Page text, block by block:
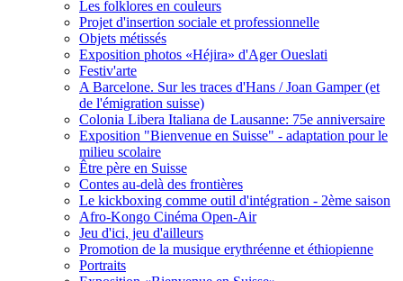
Les folklores en couleurs
Projet d'insertion sociale et professionnelle
Objets métissés
Exposition photos «Héjira» d'Ager Oueslati
Festiv'arte
A Barcelone. Sur les traces d'Hans / Joan Gamper (et
de l'émigration suisse)
Colonia Libera Italiana de Lausanne: 75e anniversaire
Exposition "Bienvenue en Suisse" - adaptation pour le
milieu scolaire
Être père en Suisse
Contes au-delà des frontières
Le kickboxing comme outil d'intégration - 2ème saison
Afro-Kongo Cinéma Open-Air
Jeu d'ici, jeu d'ailleurs
Promotion de la musique erythréenne et éthiopienne
Portraits